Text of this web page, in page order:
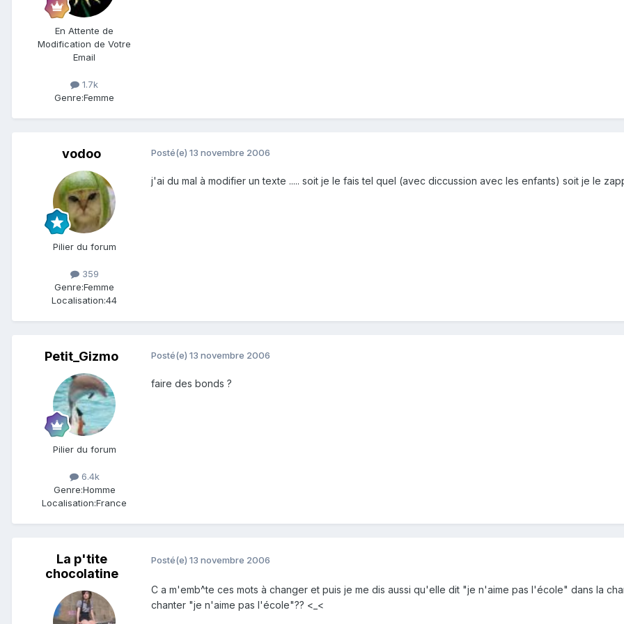
En Attente de
Modification de Votre
Email
1.7k
Genre:Femme
vodoo
Pilier du forum
359
Genre:Femme
Localisation:44
Posté(e) 13 novembre 2006
j'ai du mal à modifier un texte ..... soit je le fais tel quel (avec diccussion avec les enfants) soit je le
Petit_Gizmo
Pilier du forum
6.4k
Genre:Homme
Localisation:France
Posté(e) 13 novembre 2006
faire des bonds ?
La p'tite
chocolatine
Posté(e) 13 novembre 2006
C a m'emb^te ces mots à changer et puis je me dis aussi qu'elle dit "je n'aime pas l'école" dans la
chanter "je n'aime pas l'école"?? <_<